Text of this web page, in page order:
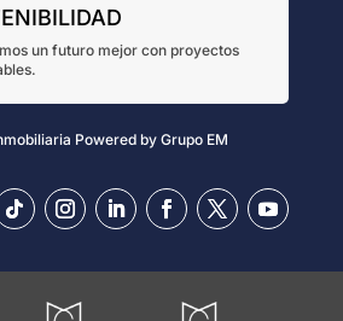
un futuro mejor con proyectos
Powered by Grupo EM